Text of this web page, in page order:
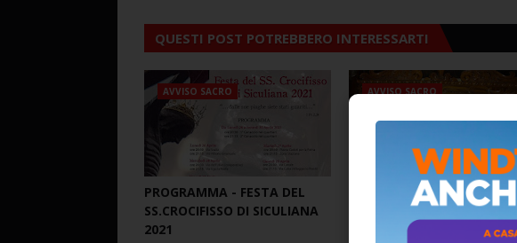
QUESTI POST POTREBBERO INTERESSARTI
AVVISO SACRO
PROGRAMMA - FESTA DEL
SS.CROCIFISSO DI SICULIANA
2021
AVVISO SACRO
Dal 6 a 9 Febbraio 2020 -
Visita Sacre Spoglie di San
Bernardo da Corleone.